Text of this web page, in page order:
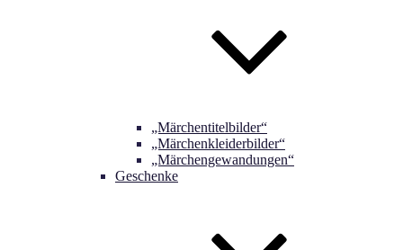
„Märchentitelbilder“
„Märchenkleiderbilder“
„Märchengewandungen“
Geschenke